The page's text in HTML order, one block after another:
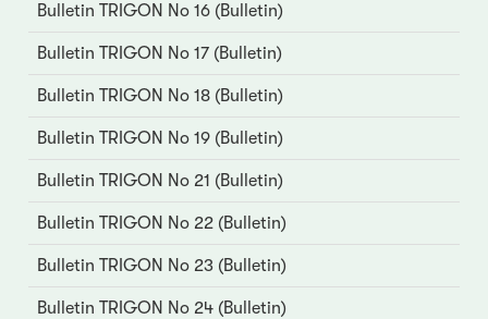
Bulletin TRIGON No 16 (Bulletin)
Bulletin TRIGON No 17 (Bulletin)
Bulletin TRIGON No 18 (Bulletin)
Bulletin TRIGON No 19 (Bulletin)
Bulletin TRIGON No 21 (Bulletin)
Bulletin TRIGON No 22 (Bulletin)
Bulletin TRIGON No 23 (Bulletin)
Bulletin TRIGON No 24 (Bulletin)